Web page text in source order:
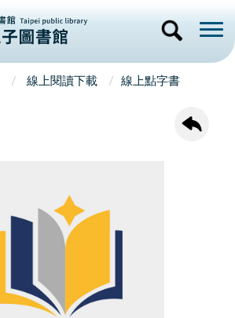
線上閱讀下載 線上點字書